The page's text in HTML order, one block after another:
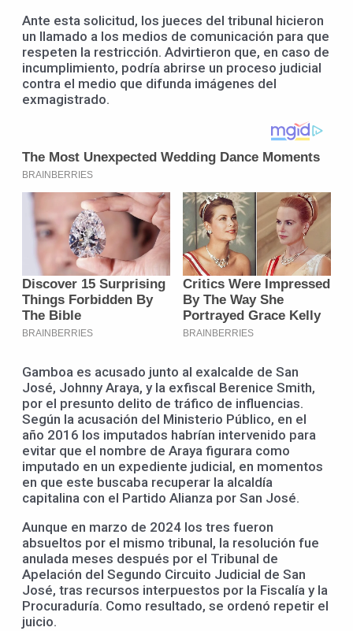
Ante esta solicitud, los jueces del tribunal hicieron
un llamado a los medios de comunicación para que
respeten la restricción. Advirtieron que, en caso de
incumplimiento, podría abrirse un proceso judicial
contra el medio que difunda imágenes del
exmagistrado.
Gamboa es acusado junto al exalcalde de San
José, Johnny Araya, y la exfiscal Berenice Smith,
por el presunto delito de tráfico de influencias.
Según la acusación del Ministerio Público, en el
año 2016 los imputados habrían intervenido para
evitar que el nombre de Araya figurara como
imputado en un expediente judicial, en momentos
en que este buscaba recuperar la alcaldía
capitalina con el Partido Alianza por San José.
Aunque en marzo de 2024 los tres fueron
absueltos por el mismo tribunal, la resolución fue
anulada meses después por el Tribunal de
Apelación del Segundo Circuito Judicial de San
José, tras recursos interpuestos por la Fiscalía y la
Procuraduría. Como resultado, se ordenó repetir el
juicio.